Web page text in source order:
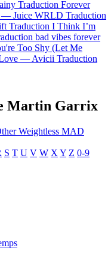
Traduction Forever
— Juice WRLD Traduction
Traduction I Think I’m
bad vibes forever
Too Shy (Let Me
Love —Avicii Traduction
Martin Garrix
Weightless MAD
S T U V W X Y Z 0-9